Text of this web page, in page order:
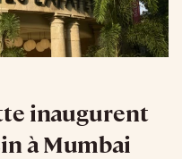
inaugurent
à Mumbai